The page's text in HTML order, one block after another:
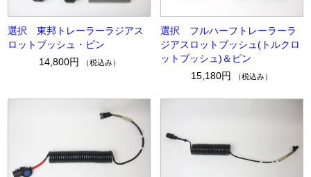
選択 東邦トレーラーラジアス
ロットブッシュ・ピン
14,800円
（税込み）
選択 フルハーフトレーラーラ
ジアスロットブッシュ(トルクロ
ットブッシュ)＆ピン
15,180円
（税込み）